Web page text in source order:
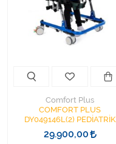
Comfort Plus
COMFORT PLUS
DY049146L(2) PEDİATRİK
WALKER - ENGELLİ
YÜRÜTEÇ
29.900,00